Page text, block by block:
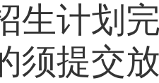
生计划
须提交